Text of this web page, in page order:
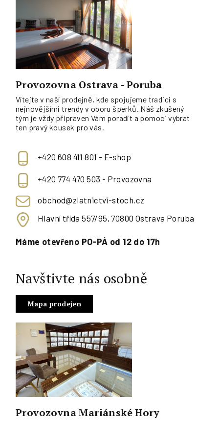
Provozovna Ostrava - Poruba
Vítejte v naší prodejně, kde spojujeme tradici s
nejnovějšími trendy v oboru šperků. Náš zkušený
tým je vždy připraven Vám poradit a pomoci vybrat
ten pravý kousek pro vás.
+420 608 411 801 - E-shop
+420 774 470 503 - Provozovna
obchod@zlatnictvi-stoch.cz
Hlavní třída 557/95, 70800 Ostrava Poruba
Máme otevřeno PO-PÁ od 12 do 17h
Navštivte nás osobně
Mapa prodejen
Provozovna Mariánské Hory